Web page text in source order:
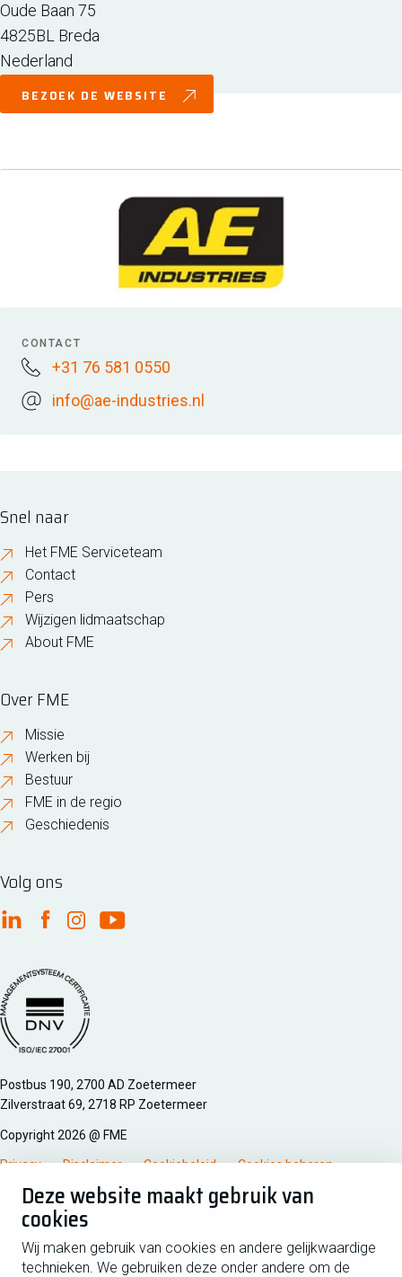
Deze website maakt gebruik van
cookies
Wij maken gebruik van cookies en andere gelijkwaardige
technieken. We gebruiken deze onder andere om de
Oude Baan 75
4825BL Breda
Nederland
BEZOEK DE WEBSITE
CONTACT
+31 76 581 0550
info@ae-industries.nl
Snel naar
Het FME Serviceteam
Contact
Pers
Wijzigen lidmaatschap
About FME
Over FME
Missie
Werken bij
Bestuur
FME in de regio
Geschiedenis
Volg ons
FME Linkedin
FME Facebook
FME Instagram
FME Youtube
Managementsyteem certificatie DNV iso/iec 27001
Postbus 190, 2700 AD Zoetermeer
Zilverstraat 69, 2718 RP Zoetermeer
Copyright 2026 @ FME
Privacy Disclaimer Cookiebeleid Cookies beheren
Schrijf je in voor de nieuwsbrief
Voornaam